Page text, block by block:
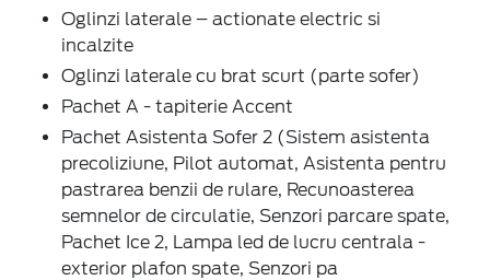
Oglinzi laterale – actionate electric si
incalzite
Oglinzi laterale cu brat scurt (parte sofer)
Pachet A - tapiterie Accent
Pachet Asistenta Sofer 2 (Sistem asistenta
precoliziune, Pilot automat, Asistenta pentru
pastrarea benzii de rulare, Recunoasterea
semnelor de circulatie, Senzori parcare spate,
Pachet Ice 2, Lampa led de lucru centrala -
exterior plafon spate, Senzori pa